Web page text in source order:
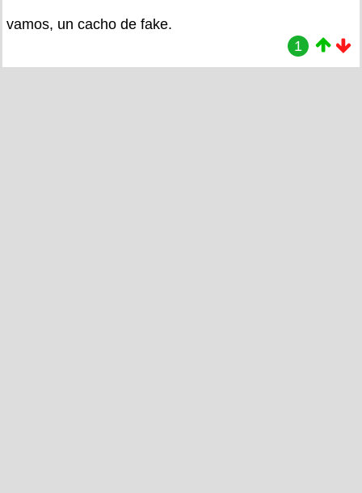
vamos, un cacho de fake.
1